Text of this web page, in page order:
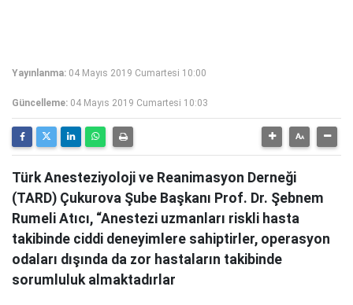
Yayınlanma: 04 Mayıs 2019 Cumartesi 10:00
Güncelleme: 04 Mayıs 2019 Cumartesi 10:03
Türk Anesteziyoloji ve Reanimasyon Derneği
(TARD) Çukurova Şube Başkanı Prof. Dr. Şebnem
Rumeli Atıcı, “Anestezi uzmanları riskli hasta
takibinde ciddi deneyimlere sahiptirler, operasyon
odaları dışında da zor hastaların takibinde
sorumluluk almaktadırlar